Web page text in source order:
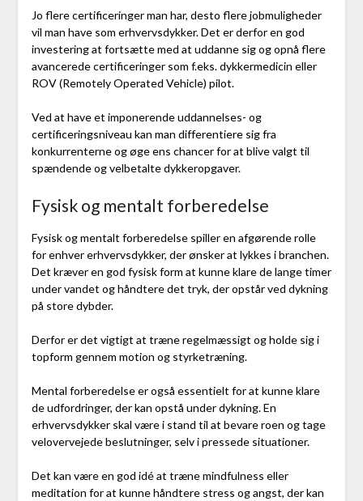
Jo flere certificeringer man har, desto flere jobmuligheder
vil man have som erhvervsdykker. Det er derfor en god
investering at fortsætte med at uddanne sig og opnå flere
avancerede certificeringer som f.eks. dykkermedicin eller
ROV (Remotely Operated Vehicle) pilot.
Ved at have et imponerende uddannelses- og
certificeringsniveau kan man differentiere sig fra
konkurrenterne og øge ens chancer for at blive valgt til
spændende og velbetalte dykkeropgaver.
Fysisk og mentalt forberedelse
Fysisk og mentalt forberedelse spiller en afgørende rolle
for enhver erhvervsdykker, der ønsker at lykkes i branchen.
Det kræver en god fysisk form at kunne klare de lange timer
under vandet og håndtere det tryk, der opstår ved dykning
på store dybder.
Derfor er det vigtigt at træne regelmæssigt og holde sig i
topform gennem motion og styrketræning.
Mental forberedelse er også essentielt for at kunne klare
de udfordringer, der kan opstå under dykning. En
erhvervsdykker skal være i stand til at bevare roen og tage
velovervejede beslutninger, selv i pressede situationer.
Det kan være en god idé at træne mindfulness eller
meditation for at kunne håndtere stress og angst, der kan